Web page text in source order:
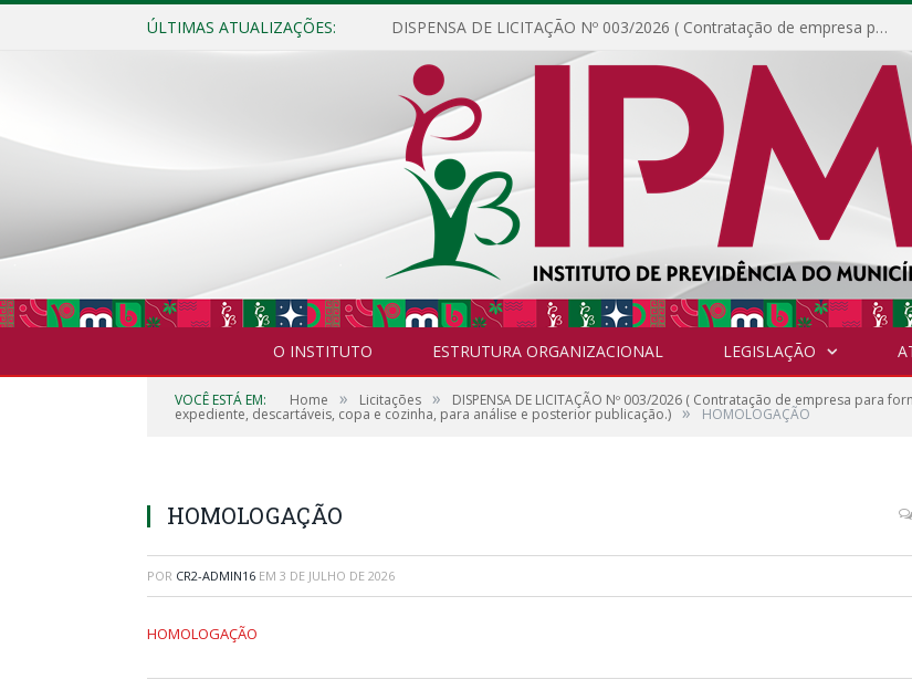
ÚLTIMAS ATUALIZAÇÕES: DISPENSA DE LICITAÇÃO Nº 003/2026 ( Contratação de empresa para fornecimento de gêneros alimentícios não perecíveis, materiais de expediente, descartáveis, copa e cozinha, para análise e posterior publicação.)
O INSTITUTO ESTRUTURA ORGANIZACIONAL LEGISLAÇÃO
VOCÊ ESTÁ EM: Home » Licitações » DISPENSA DE LICITAÇÃO Nº 003/2026 ( Contratação de empresa
expediente, descartáveis, copa e cozinha, para análise e posterior publicação.) » HOMOLOGAÇÃO
HOMOLOGAÇÃO
POR CR2-ADMIN16 EM 3 DE JULHO DE 2026
HOMOLOGAÇÃO